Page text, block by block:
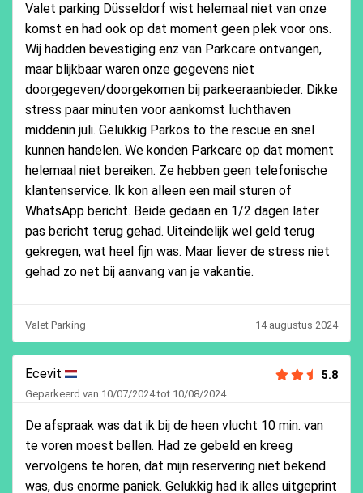
Valet parking Düsseldorf wist helemaal niet van onze
komst en had ook op dat moment geen plek voor ons.
Wij hadden bevestiging enz van Parkcare ontvangen,
maar blijkbaar waren onze gegevens niet
doorgegeven/doorgekomen bij parkeeraanbieder. Dikke
stress paar minuten voor aankomst luchthaven
middenin juli. Gelukkig Parkos to the rescue en snel
kunnen handelen. We konden Parkcare op dat moment
helemaal niet bereiken. Ze hebben geen telefonische
klantenservice. Ik kon alleen een mail sturen of
WhatsApp bericht. Beide gedaan en 1/2 dagen later
pas bericht terug gehad. Uiteindelijk wel geld terug
gekregen, wat heel fijn was. Maar liever de stress niet
gehad zo net bij aanvang van je vakantie.
Valet Parking 14 augustus 2024
Ecevit 5.8
Geparkeerd van 10/07/2024 tot 10/08/2024
De afspraak was dat ik bij de heen vlucht 10 min. van
te voren moest bellen. Had ze gebeld en kreeg
vervolgens te horen, dat mijn reservering niet bekend
was, dus enorme paniek. Gelukkig had ik alles uitgeprint